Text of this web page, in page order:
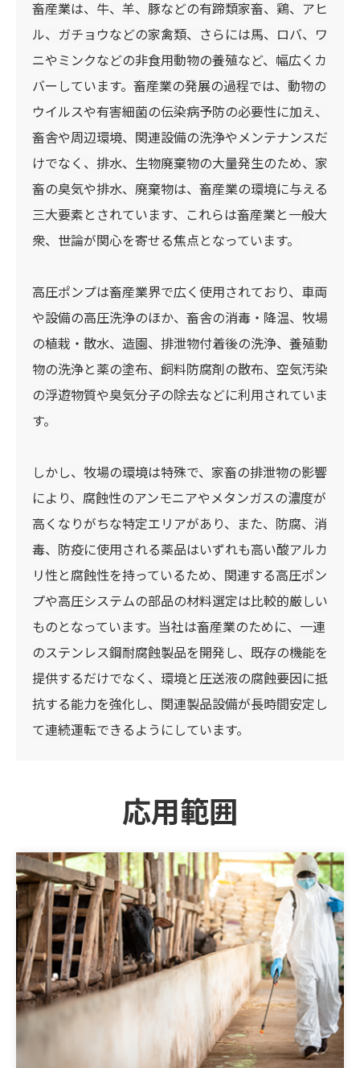
畜産業は、牛、羊、豚などの有蹄類家畜、鶏、アヒ
ル、ガチョウなどの家禽類、さらには馬、ロバ、ワ
ニやミンクなどの非食用動物の養殖など、幅広くカ
バーしています。畜産業の発展の過程では、動物の
ウイルスや有害細菌の伝染病予防の必要性に加え、
畜舎や周辺環境、関連設備の洗浄やメンテナンスだ
けでなく、排水、生物廃棄物の大量発生のため、家
畜の臭気や排水、廃棄物は、畜産業の環境に与える
三大要素とされています、これらは畜産業と一般大
衆、世論が関心を寄せる焦点となっています。
高圧ポンプは畜産業界で広く使用されており、車両
や設備の高圧洗浄のほか、畜舎の消毒・降温、牧場
の植栽・散水、造園、排泄物付着後の洗浄、養殖動
物の洗浄と薬の塗布、飼料防腐剤の散布、空気汚染
の浮遊物質や臭気分子の除去などに利用されていま
す。
しかし、牧場の環境は特殊で、家畜の排泄物の影響
により、腐蝕性のアンモニアやメタンガスの濃度が
高くなりがちな特定エリアがあり、また、防腐、消
毒、防疫に使用される薬品はいずれも高い酸アルカ
リ性と腐蝕性を持っているため、関連する高圧ポン
プや高圧システムの部品の材料選定は比較的厳しい
ものとなっています。当社は畜産業のために、一連
のステンレス鋼耐腐蝕製品を開発し、既存の機能を
提供するだけでなく、環境と圧送液の腐蝕要因に抵
抗する能力を強化し、関連製品設備が長時間安定し
て連続運転できるようにしています。
応用範囲